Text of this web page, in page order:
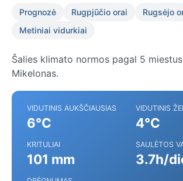
Prognozė Rugpjūčio orai
Rugsėjo
Metiniai vidurkiai
Šalies klimato normos pagal 5
Mikelonas.
VIDUTINIS AUKŠČIAUSIAS
6°C
VIDUTINIS
4°C
KRITULIAI
101 mm
SAULĖTOS
3.7h/